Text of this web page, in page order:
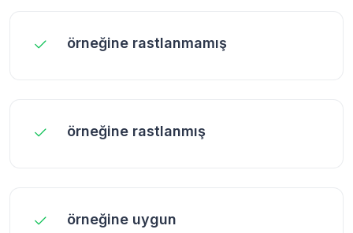
örneğine rastlanmamış
örneğine rastlanmış
örneğine uygun